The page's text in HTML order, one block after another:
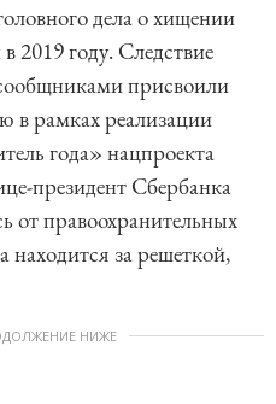
дела о хищении
2019 году. Следствие
присвоили
в рамках реализации
года» нацпроекта
президент Сбербанка
от правоохранительных
находится за решеткой,
НИЖЕ